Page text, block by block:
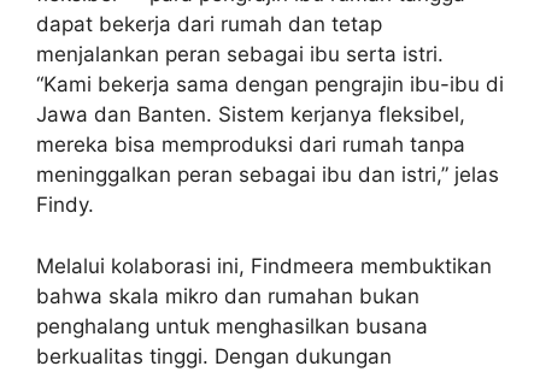
dapat bekerja dari rumah dan tetap
menjalankan peran sebagai ibu serta istri.
“Kami bekerja sama dengan pengrajin ibu-ibu di
Jawa dan Banten. Sistem kerjanya fleksibel,
mereka bisa memproduksi dari rumah tanpa
meninggalkan peran sebagai ibu dan istri,” jelas
Findy.
Melalui kolaborasi ini, Findmeera membuktikan
bahwa skala mikro dan rumahan bukan
penghalang untuk menghasilkan busana
berkualitas tinggi. Dengan dukungan